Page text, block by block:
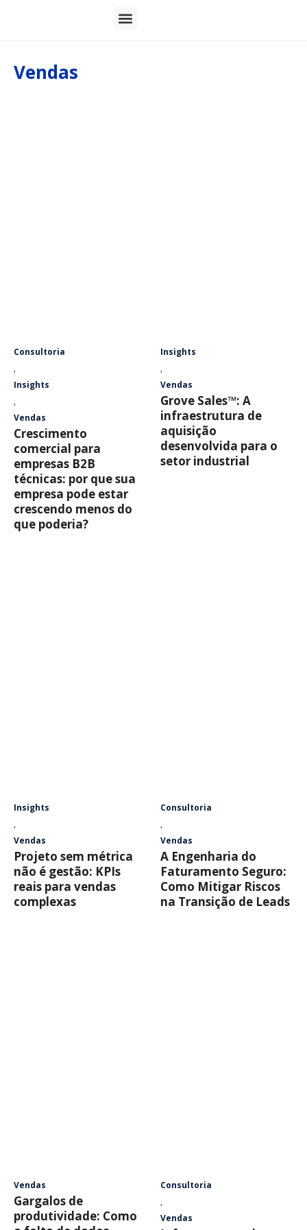
Vendas
Consultoria
,
Insights
,
Vendas
Crescimento
comercial para
empresas B2B
técnicas: por que sua
empresa pode estar
crescendo menos do
que poderia?
Insights
,
Vendas
Grove Sales™: A
infraestrutura de
aquisição
desenvolvida para o
setor industrial
Insights
,
Vendas
Projeto sem métrica
não é gestão: KPIs
reais para vendas
complexas
Consultoria
,
Vendas
A Engenharia do
Faturamento Seguro:
Como Mitigar Riscos
na Transição de Leads
Vendas
Gargalos de
produtividade: Como
Consultoria
,
Vendas